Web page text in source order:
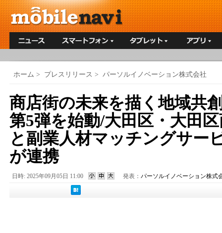
ホーム > プレスリリース > パーソルイノベーション株式会社
商店街の未来を描く地域共
第5弾を始動/大田区・大田
と副業人材マッチングサー
が連携
日時: 2025年09月05日 11:00 発表： パーソルイノベーション株式